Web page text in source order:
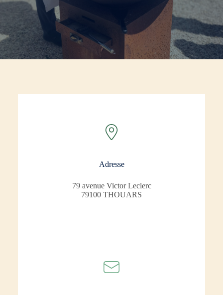
Adresse
79 avenue Victor Leclerc
79100 THOUARS